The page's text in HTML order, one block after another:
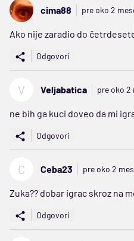
cima88 pre oko 2
Ako nije zaradio do
Odgovori
V Veljabatica pre oko 2
ne bih ga kuci doveo da mi
Odgovori
C Ceba23 pre oko 2
Zuka?? dobar igrac skroz na
Odgovori